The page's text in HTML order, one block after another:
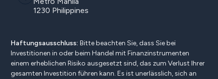
1230 Philippines
Haftungsausschluss: Bitte beachten Sie, dass Sie bei
Investitionen in oder beim Handel mit Finanzinstrumenten
einem erheblichen Risiko ausgesetzt sind, das zum Verlust Ihrer
gesamten Investition führen kann. Es ist unerlässlich, sich an